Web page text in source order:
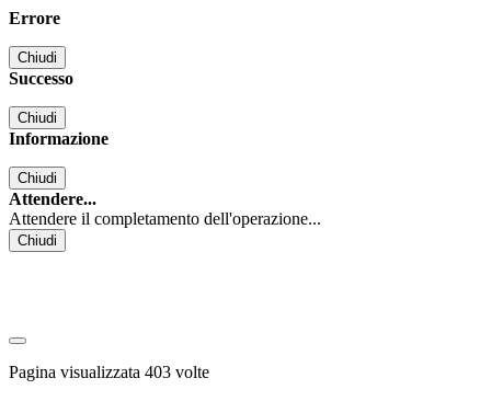
Errore
Chiudi
Successo
Chiudi
Informazione
Chiudi
Attendere...
Attendere il completamento dell'operazione...
Chiudi
Pagina visualizzata 403 volte